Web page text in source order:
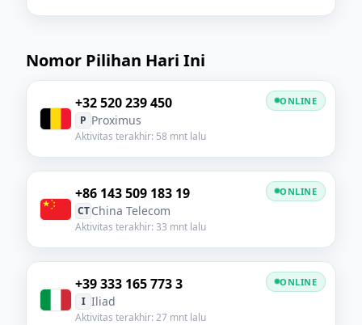
Nomor Pilihan Hari Ini
+32 520 239 450
P Proximus
Aktivitas terakhir: 58 mnt lalu
ONLINE
+86 143 509 183 19
CT China Telecom
Aktivitas terakhir: 33 mnt lalu
ONLINE
+39 333 165 773 3
I Iliad
Aktivitas terakhir: 27 mnt lalu
ONLINE